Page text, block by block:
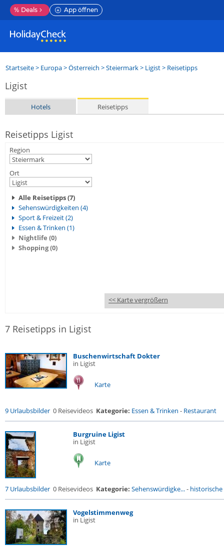
% Deals App öffnen
Startseite> Europa>Österreich >Steiermark> Ligist> Reisetipps
Ligist
Hotels Reisetipps
Reisetipps Ligist
Region
Ort
Alle Reisetipps (7)
Sehenswürdigkeiten (4)
Sport & Freizeit (2)
Essen & Trinken (1)
Nightlife (0)
Shopping (0)
<< Karte vergrößern
7 Reisetipps in Ligist
Buschenwirtschaft Dokter
in Ligist
Karte
9 Urlaubsbilder 0 Reisevideos Kategorie: Essen & Trinken - Restaurant
Burgruine Ligist
in Ligist
Karte
7 Urlaubsbilder 0 Reisevideos Kategorie: Sehenswürdigke...- historische
Vogelstimmenweg
in Ligist